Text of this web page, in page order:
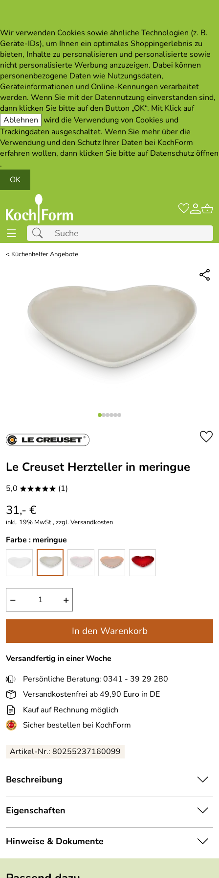
Wir verwenden Cookies sowie ähnliche Technologien (z. B.
Geräte-IDs), um Ihnen ein optimales Shoppingerlebnis zu
bieten, Inhalte zu personalisieren und personalisierte sowie
nicht personalisierte Werbung anzuzeigen. Dabei können
personenbezogene Daten wie Nutzungsdaten,
Geräteinformationen und Online-Kennungen verarbeitet
werden. Wenn Sie mit der Datennutzung einverstanden sind,
dann klicken Sie bitte auf den Button „OK“. Mit Klick auf
Ablehnen wird die Verwendung von Cookies und
Trackingdaten ausgeschaltet. Wenn Sie mehr über die
Verwendung und den Schutz Ihrer Daten bei KochForm
erfahren wollen, dann klicken Sie bitte aufDatenschutz öffnen
.
OK
< Küchenhelfer Angebote
Le Creuset Herzteller in meringue
5,0 ***** (1)
31,- €
inkl. 19% MwSt., zzgl.Versandkosten
Farbe : meringue
− +
In den Warenkorb
Versandfertig in einer Woche
Persönliche Beratung: 0341 - 39 29 280
Versandkostenfrei ab 49,90 Euro in DE
Kauf auf Rechnung möglich
Sicher bestellen bei KochForm
Artikel-Nr.: 80255237160099
Beschreibung
Le CreusetHerzteller in meringue. Dekorativer Teller in
Herzform perfekt als Geschenk oder einen ganz
Ein Herz für alle! Die Sonderedition Hearts von Le Creuset
verpacktes Geschenk für den Lieblingsmenschen oder für
Eigenschaften
Höhe:
Hinweise & Dokumente